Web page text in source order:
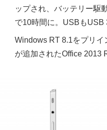
ップされ、バッテリー駆
で10時間に。USBもUSB
Windows RT 8.1をプリ
が追加されたOffice 2013